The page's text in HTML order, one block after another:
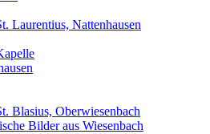
Laurentius, Nattenhausen
Blasius, Oberwiesenbach
Bilder aus Wiesenbach